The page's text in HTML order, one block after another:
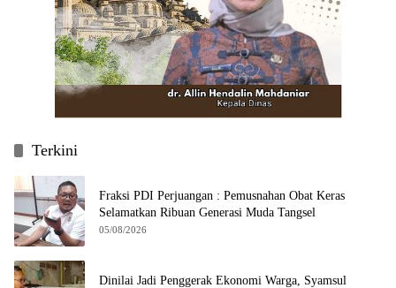
Terkini
Fraksi PDI Perjuangan : Pemusnahan Obat Keras
Selamatkan Ribuan Generasi Muda Tangsel
05/08/2026
Dinilai Jadi Penggerak Ekonomi Warga, Syamsul